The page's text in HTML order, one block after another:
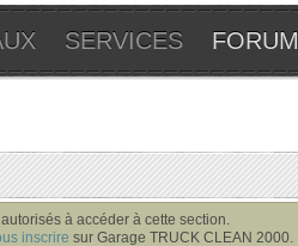
SERVICES FORUM
à accéder à cette section.
inscrire sur Garage TRUCK CLEAN 2000.